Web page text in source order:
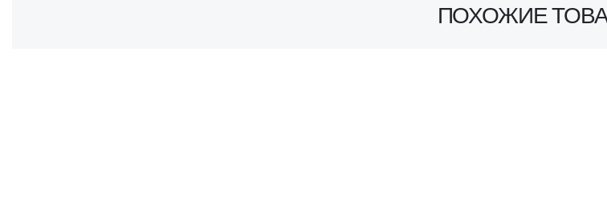
ПОХОЖИЕ